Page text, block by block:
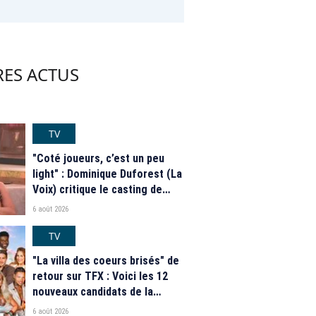
ACTUS
TV
"Coté joueurs, c’est un peu
light" : Dominique Duforest (La
Voix) critique le casting de
"Secret Story" 2026
6 août 2026
TV
"La villa des coeurs brisés" de
retour sur TFX : Voici les 12
nouveaux candidats de la
saison 2026
6 août 2026